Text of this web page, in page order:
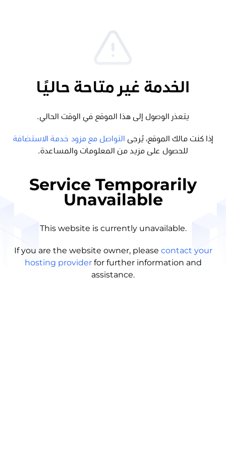
الخدمة غير متاحة حاليًا
يتعذر الوصول إلى هذا الموقع في الوقت الحالي.
إذا كنت مالك الموقع، يُرجى
التواصل مع مزود خدمة الاستضافة
للحصول على مزيد من المعلومات والمساعدة.
Service Temporarily
Unavailable
This website is currently unavailable.
If you are the website owner, please contact your
hosting provider for further information and
assistance.